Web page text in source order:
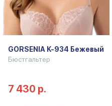
GORSENIA K-934 Бежевый
Бюстгальтер
7 430 р.